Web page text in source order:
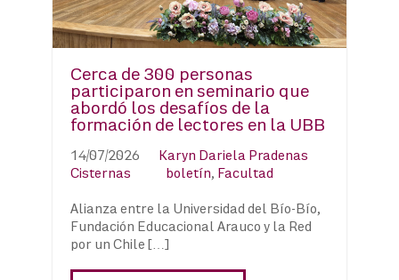
Cerca de 300 personas
participaron en seminario que
abordó los desafíos de la
formación de lectores en la UBB
14/07/2026
Karyn Dariela Pradenas
Cisternas
boletín, Facultad
Alianza entre la Universidad del Bío-Bío,
Fundación Educacional Arauco y la Red
por un Chile […]